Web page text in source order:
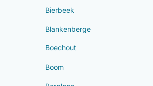
Bierbeek
Blankenberge
Boechout
Boom